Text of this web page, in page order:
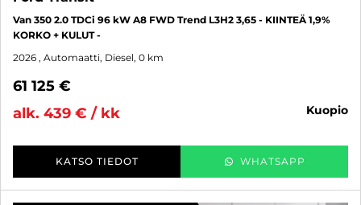
Van 350 2.0 TDCi 96 kW A8 FWD Trend L3H2 3,65 - KIINTEÄ 1,9%
KORKO + KULUT -
2026 , Automaatti, Diesel, 0 km
61 125 €
alk. 439 € / kk
kuopio
KATSO TIEDOT WHATSAPP